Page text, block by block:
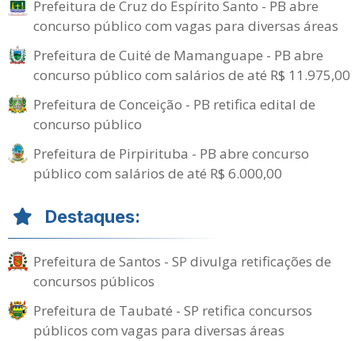
Prefeitura de Cruz do Espírito Santo - PB abre
concurso público com vagas para diversas áreas
Prefeitura de Cuité de Mamanguape - PB abre
concurso público com salários de até R$ 11.975,00
Prefeitura de Conceição - PB retifica edital de
concurso público
Prefeitura de Pirpirituba - PB abre concurso
público com salários de até R$ 6.000,00
Destaques:
Prefeitura de Santos - SP divulga retificações de
concursos públicos
Prefeitura de Taubaté - SP retifica concursos
públicos com vagas para diversas áreas